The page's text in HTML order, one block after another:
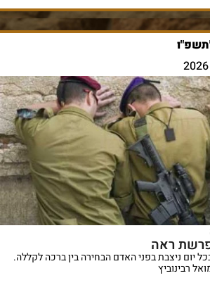
ראה
יום ניצבת בפני האדם הבחירה בין ברכה לקללה.
רבינוביץ